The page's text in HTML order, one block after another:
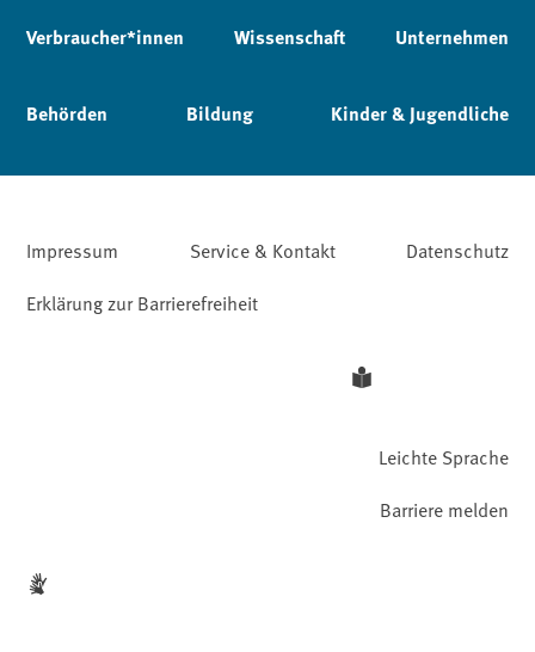
Verbraucher*innen Wissenschaft Unternehmen
Behörden Bildung Kinder & Jugendliche
Impressum Service & Kontakt
Datenschutz
Erklärung zur Barrierefreiheit
Leichte Sprache
Barriere melden